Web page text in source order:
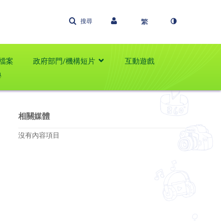
搜尋
案 政府部門/機構短片
互動遊戲
相關媒體
沒有內容項目